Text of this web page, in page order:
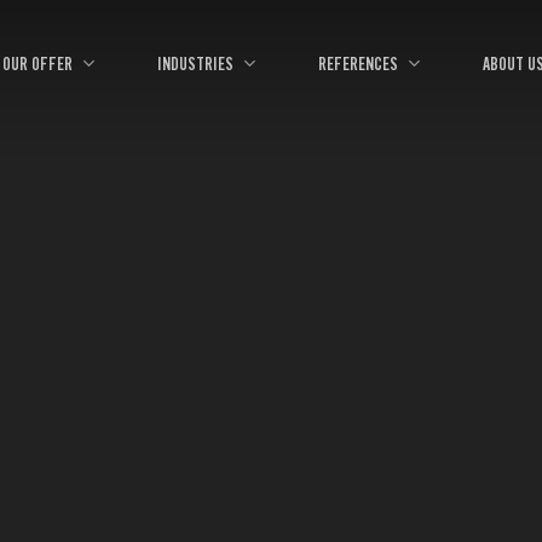
OUR OFFER INDUSTRIES REFERENCES ABOUT